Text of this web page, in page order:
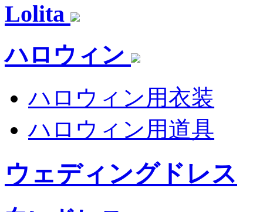
Lolita
ハロウィン
ハロウィン用衣装
ハロウィン用道具
ウェディングドレス